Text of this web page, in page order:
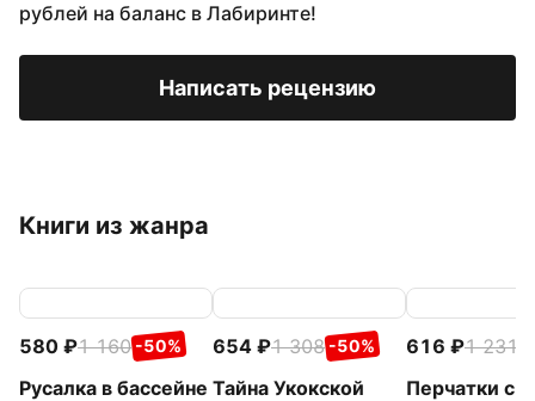
рублей на баланс в Лабиринте!
Написать рецензию
Книги из жанра
580 1 160 -50%
Русалка в бассейне
654 1 308 -50%
Тайна Укокской
616 1 231
Перчатки с